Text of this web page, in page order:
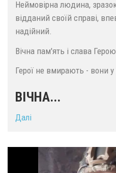
Неймовірна людина,
відданий своїй справі,
надійний.
Вічна пам'ять і слава
Герої не вмирають - вони
ВІЧНА...
Далі